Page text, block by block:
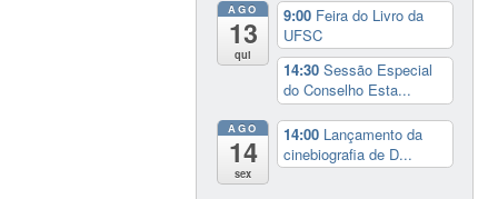
AGO
13
qui
9:00 Feira do Livro da
UFSC
14:30Sessão Especial
do Conselho Esta...
AGO
14
sex
14:00 Lançamento da
cinebiografia de D...